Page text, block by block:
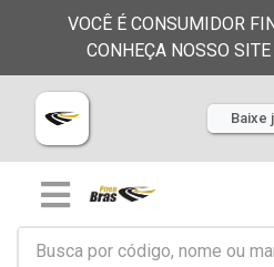
VOCÊ É CONSUMIDOR
CONHEÇA NOSSO
Baixe